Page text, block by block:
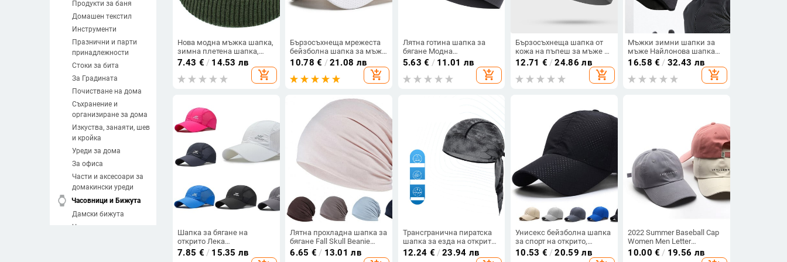
Продукти за баня
Домашен текстил
Инструменти
Празнични и парти
принадлежности
Стоки за бита
За Градината
Почистване на дома
Съхранение и
организиране за дома
Изкуства, занаяти, шев
и кройка
Уреди за дома
За офиса
Части и аксесоари за
домакински уреди
watch
Часовници и Бижута
Дамски бижута
Часовници
Нова модна мъжка шапка,
зимна плетена шапка,
шапка за момче, моряшка
шапка, маншети, ретро
тъмносиня къса шапка,
7.43 € / 14.53 лв
add_shopping_cart
Бързосъхнеща мрежеста
бейзболна шапка за мъже
- водоустойчива и дишаща
- идеална за спорт на
открито и подаръци
10.78 € /21.08 лв
add_shopping_cart
Лятна готина шапка за
бягане Модна
велосипедна шапка
Колоездене Спортни
шапки Шапки за глава
5.63 € / 11.01 лв
add_shopping_cart
Бързосъхнеща шапка от
кожа на пъпеш за мъже и
жени през лятото,
колоездачна шапка от
ледена коприна, спортна
12.71 € /24.86 лв
add_shopping_cart
Мъжки зимни шапки за
мъже Найлонова шапка
Шапка Дамска зимна
шапка Шапка Бягане
Колоездене Катерене
Топла мека зимна шапка
16.58 € / 32.43 лв
add_shopping_cart
Шапка за бягане на
открито Лека
водоустойчива дишаща
UPF50+ ултра тънка
7.85 € / 15.35 лв
Лятна прохладна шапка за
бягане Fall Skull Beanie
Baggy Solid Color Elastic
Thin Protective Street Dance
6.65 € / 13.01 лв
Трансгранична пиратска
шапка за езда на открито,
абсорбираща потта и
отвеждаща влагата,
12.24 € /23.94 лв
Унисекс бейзболна шапка
за спорт на открито,
мрежеста шапка, мъжка
бързосъхнеща лятна
10.53 € /20.59 лв
2022 Summer Baseball Cap
Women Men Letter
CHALLENGE Trucker Hat Hip
Hop Snapback Caps for Boys
10.00 € / 19.56 лв